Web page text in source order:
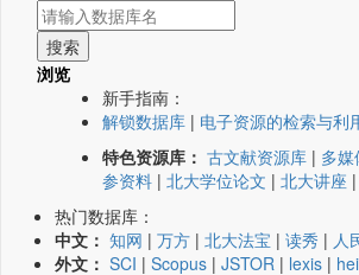
浏览
新手指南：
解锁数据库 | 电子资源的检索与利
特色资源库： 古文献资源库 | 多
参资料 | 北大学位论文 | 北大讲座 |
热门数据库：
中文： 知网 | 万方 | 北大法宝 | 读秀 | 人
外文： SCI | Scopus | JSTOR | lexis |